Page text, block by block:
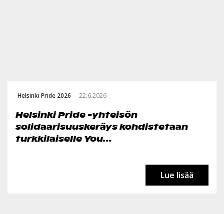
Helsinki Pride 2026 22.6.2026
Helsinki Pride -yhteisön
solidaarisuuskeräys kohdistetaan
turkkilaiselle You...
Lue lisää